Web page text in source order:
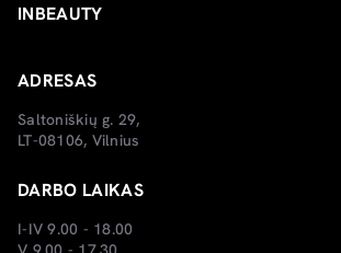
INBEAUTY
ADRESAS
Saltoniškių g. 29,
LT-08106, Vilnius
DARBO LAIKAS
I-IV 9.00 - 18.00